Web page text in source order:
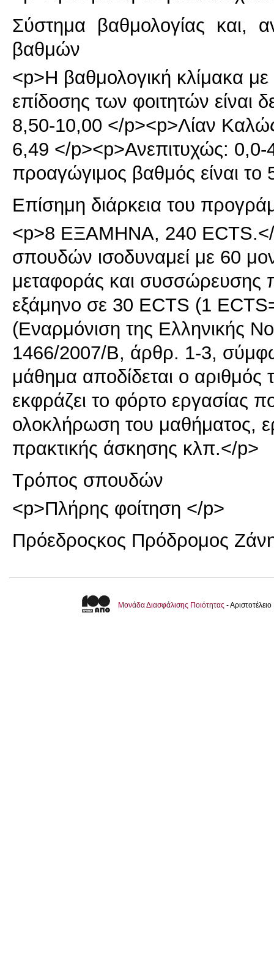
Σύστημα βαθμολογίας και,
βαθμών
<p>Η βαθμολογική κλίμακα με
επίδοσης των φοιτητών είναι
8,50-10,00 </p><p>Λίαν
6,49 </p><p>Ανεπιτυχώς:
προαγώγιμος βαθμός είναι το
Επίσημη διάρκεια του
<p>8 ΕΞΑΜΗΝΑ, 240 ECTS.</
σπουδών ισοδυναμεί με 60
μεταφοράς και συσσώρευσης
εξάμηνο σε 30 ECTS (1
(Εναρμόνιση της Ελληνικής
1466/2007/Β, άρθρ. 1-3,
μάθημα αποδίδεται ο
εκφράζει το φόρτο εργασίας
ολοκλήρωση του μαθήματος,
πρακτικής άσκησης κλπ.</p>
Τρόπος σπουδών
<p>Πλήρης φοίτηση </p>
Πρόεδροςκος Πρόδρομος
Μονάδα Διασφάλισης Ποιότητας -